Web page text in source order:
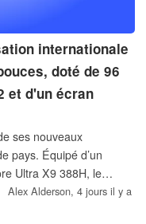
internationale
doté de 96
et d'un écran
ses nouveaux
pays. Équipé d’un
Ultra X9 388H, le
avec 96 Go de
Alex Alderson, 4 jours il y a